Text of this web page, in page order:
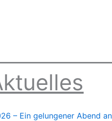
– Ein gelungener Abend